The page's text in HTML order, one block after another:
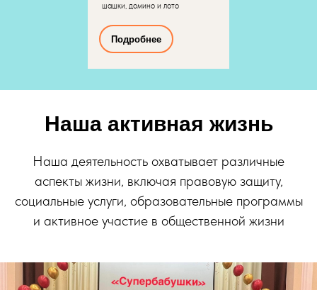
шашки, домино и лото
Подробнее
Наша активная жизнь
Наша деятельность охватывает различные
аспекты жизни, включая правовую защиту,
социальные услуги, образовательные программы
и активное участие в общественной жизни